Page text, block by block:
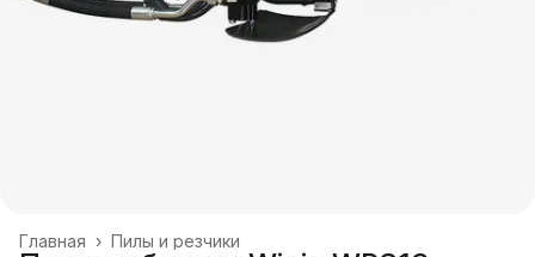
Пилы и резчики
Главная ›